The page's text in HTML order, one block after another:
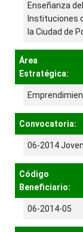
Enseñanza
Instituciones
la Ciudad de
Área
Estratégica:
Convocatoria:
06-2014
Código
Beneficiario:
06-2014-05